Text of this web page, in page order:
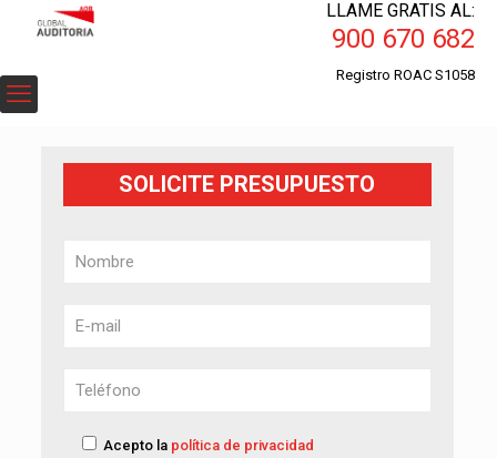
LLAME GRATIS AL:
900 670 682
Registro ROAC S1058
SOLICITE PRESUPUESTO
Acepto la política de privacidad